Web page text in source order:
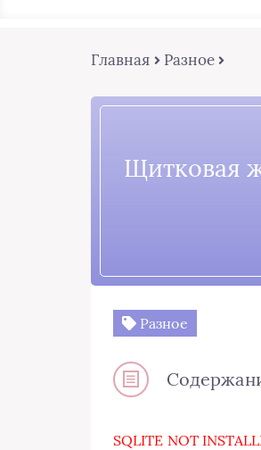
Главная Разное
Щитковая
Разное
SQLITE NOT